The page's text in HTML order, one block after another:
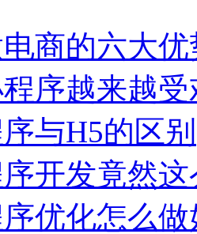
商的六大
序越来越
与H5的区别
开发竟然这
优化怎么做